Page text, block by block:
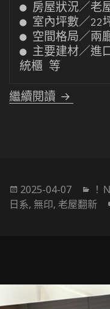
● 房屋狀況／老
● 室內坪數／22
● 空間格局／兩
● 主要建材／進
統櫃 等
繼續閱讀 〔中大坪
發
佈
2025-04-07
分
類
！
日系, 無印, 老屋翻新